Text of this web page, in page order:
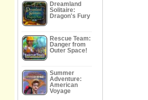
Dreamland
Solitaire:
Dragon's Fury
Rescue Team:
Danger from
Outer Space!
Summer
Adventure:
American
Voyage